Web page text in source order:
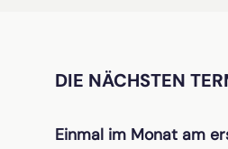
DIE NÄCHSTEN
Einmal im Monat am